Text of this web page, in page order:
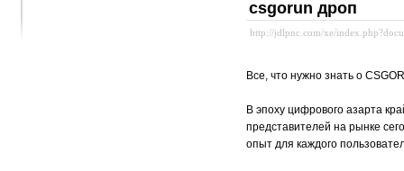
csgorun дроп
http://jdlpnc.com/xe/
Все, что нужно знать о
В эпоху цифрового азарта
представителей на рынке
опыт для каждого